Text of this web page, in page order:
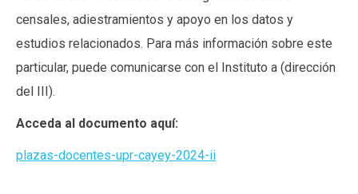
censales, adiestramientos y apoyo en los datos y
estudios relacionados. Para más información sobre este
particular, puede comunicarse con el Instituto a (dirección
del III).
Acceda al documento aquí:
plazas-docentes-upr-cayey-2024-ii